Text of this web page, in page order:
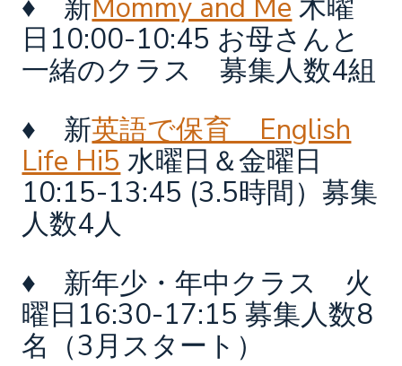
♦ 新Mommy and Me 木曜
日10:00-10:45 お母さんと
一緒のクラス 募集人数4組
♦ 新英語で保育 English
Life Hi5 水曜日＆金曜日
10:15-13:45 (3.5時間）募集
人数4人
♦ 新年少・年中クラス 火
曜日16:30-17:15 募集人数8
名（3月スタート）